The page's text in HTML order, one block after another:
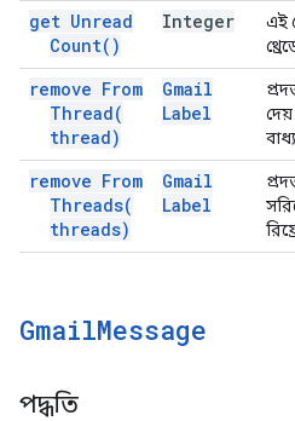
get Unread
Count( )
Integer
এই
remove From
Thread(
thread)
Gmail
Label
remove From
Threads(
threads)
Gmail
Label
GmailMessage
পদ্ধতি